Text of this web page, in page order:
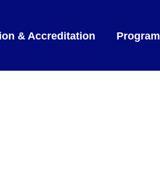
& Accreditation Program